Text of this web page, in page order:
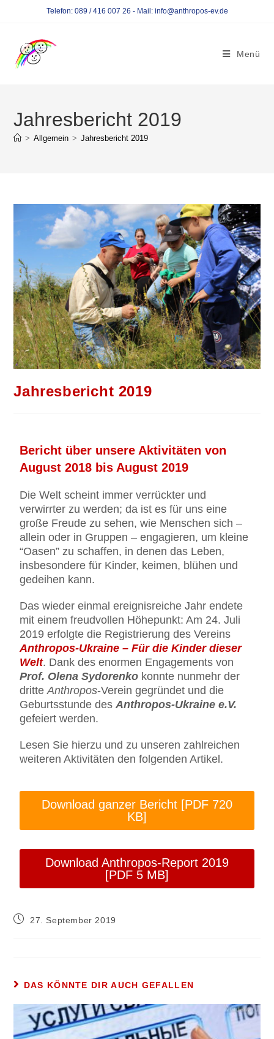
Telefon: 089 / 416 007 26 - Mail: info@anthropos-ev.de
Menü
Jahresbericht 2019
> Allgemein > Jahresbericht 2019
Jahresbericht 2019
Bericht über unsere Aktivitäten von
August 2018 bis August 2019
Die Welt scheint immer verrückter und
verwirrter zu werden; da ist es für uns eine
große Freude zu sehen, wie Menschen sich –
allein oder in Gruppen – engagieren, um kleine
“Oasen” zu schaffen, in denen das Leben,
insbesondere für Kinder, keimen, blühen und
gedeihen kann.
Das wieder einmal ereignisreiche Jahr endete
mit einem freudvollen Höhepunkt: Am 24. Juli
2019 erfolgte die Registrierung des Vereins
Anthropos-Ukraine – Für die Kinder dieser
Welt. Dank des enormen Engagements von
Prof. Olena Sydorenko konnte nunmehr der
dritteAnthropos-Verein gegründet und die
Geburtsstunde desAnthropos-Ukraine e.V.
gefeiert werden.
Lesen Sie hierzu und zu unseren zahlreichen
weiteren Aktivitäten den folgenden Artikel.
Download ganzer Bericht [PDF 720
KB]
Download Anthropos-Report 2019
[PDF 5 MB]
27. September 2019
DAS KÖNNTE DIR AUCH GEFALLEN